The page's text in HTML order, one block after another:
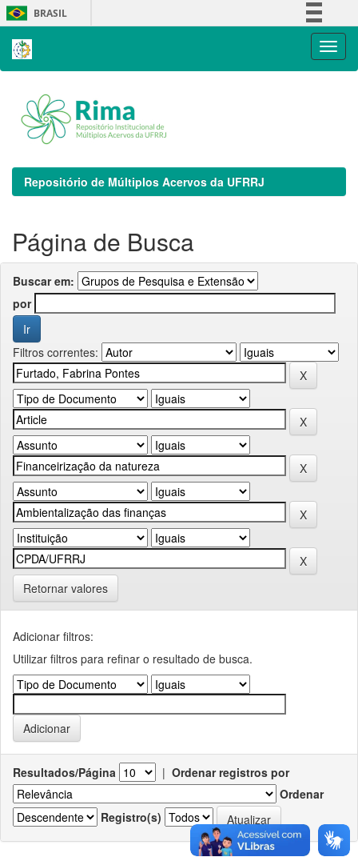
Skip
navigation
BRASIL
Repositório de Múltiplos Acervos da UFRRJ
Página de Busca
Buscar em:
por
Filtros correntes:
Retornar valores
Adicionar filtros:
Utilizar filtros para refinar o resultado de busca.
Resultados/Página | Ordenar registros por
Ordenar
Registro(s)